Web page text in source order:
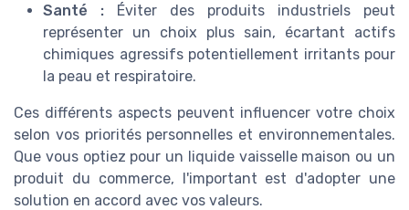
Santé : Éviter des produits industriels peut
représenter un choix plus sain, écartant actifs
chimiques agressifs potentiellement irritants pour
la peau et respiratoire.
Ces différents aspects peuvent influencer votre choix
selon vos priorités personnelles et environnementales.
Que vous optiez pour un liquide vaisselle maison ou un
produit du commerce, l'important est d'adopter une
solution en accord avec vos valeurs.